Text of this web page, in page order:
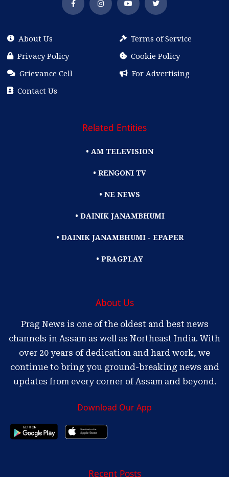
About Us
Terms of Service
Privacy Policy
Cookie Policy
Grievance Cell
For Advertising
Contact Us
Related Entities
• AM TELEVISION
• RENGONI TV
• NE NEWS
• DAINIK JANAMBHUMI
• DAINIK JANAMBHUMI - EPAPER
• PRAGPLAY
About Us
Prag News is one of the oldest and best news
channels in Assam as well as Northeast India. With
over 20 years of dedication and hard work, we
continue to bring you ground-breaking news and
updates from every corner of Assam and beyond.
Download Our App
Recent Posts